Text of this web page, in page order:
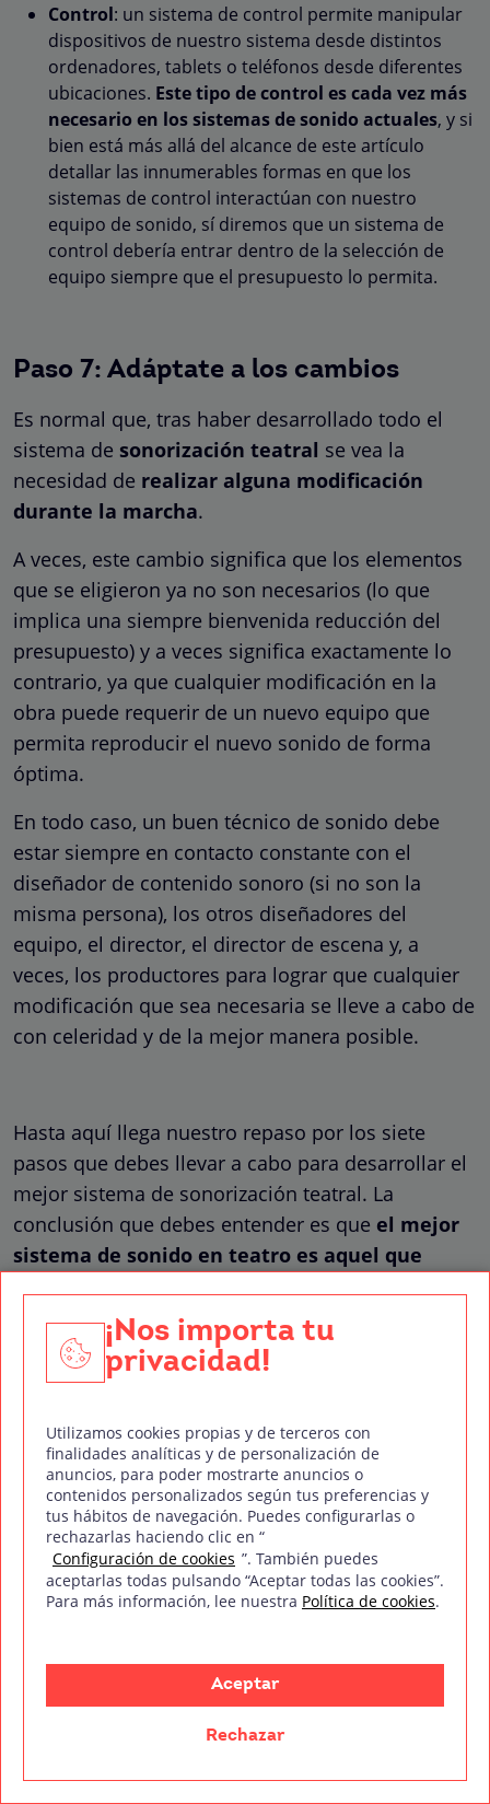
Control: un sistema de control permite manipular
dispositivos de nuestro sistema desde distintos
ordenadores, tablets o teléfonos desde diferentes
ubicaciones. Este tipo de control es cada vez más
necesario en los sistemas de sonido actuales, y si
bien está más allá del alcance de este artículo
detallar las innumerables formas en que los
sistemas de control interactúan con nuestro
equipo de sonido, sí diremos que un sistema de
control debería entrar dentro de la selección de
equipo siempre que el presupuesto lo permita.
Paso 7: Adáptate a los cambios
Es normal que, tras haber desarrollado todo el
sistema de sonorización teatral se vea la
necesidad de realizar alguna modificación
durante la marcha.
A veces, este cambio significa que los elementos
que se eligieron ya no son necesarios (lo que
implica una siempre bienvenida reducción del
presupuesto) y a veces significa exactamente lo
contrario, ya que cualquier modificación en la
obra puede requerir de un nuevo equipo que
permita reproducir el nuevo sonido de forma
óptima.
En todo caso, un buen técnico de sonido debe
estar siempre en contacto constante con el
diseñador de contenido sonoro (si no son la
misma persona), los otros diseñadores del
equipo, el director, el director de escena y, a
veces, los productores para lograr que cualquier
modificación que sea necesaria se lleve a cabo de
con celeridad y de la mejor manera posible.
Hasta aquí llega nuestro repaso por los siete
pasos que debes llevar a cabo para desarrollar el
mejor sistema de sonorización teatral. La
conclusión que debes entender es que el mejor
sistema de sonido en teatro es aquel que
llamando a equipos que no son necesarios, no
especifica más personal operativo del que sea
absolutamente necesario, y consigue
espectáculo. Si logras conseguir todo esto,
estarás en buen camino para convertirte en un
Técnico de Sonido de referencia en sector teatral.
La sonorización teatral en nuestro
Si quieres convertirte en un/a profesional del
sonido y te atrae la idea detrabajar en
proyectos relacionados con el sonido en
exactamente la formación que estás buscando.
¡Nos importa tu
privacidad!
Utilizamos cookies propias y de terceros con
finalidades analíticas y de personalización de
anuncios, para poder mostrarte anuncios o
contenidos personalizados según tus preferencias y
tus hábitos de navegación. Puedes configurarlas o
rechazarlas haciendo clic en “
Configuración de cookies ”. También puedes
aceptarlas todas pulsando “Aceptar todas las cookies”.
Para más información, lee nuestra Política de cookies.
Aceptar
Rechazar